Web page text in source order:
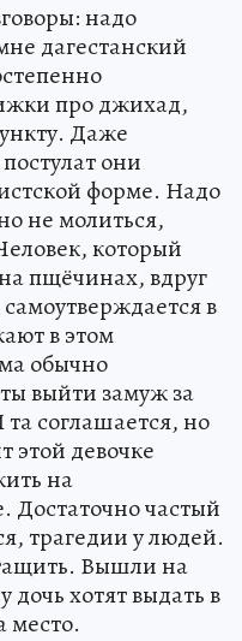
надо
дагестанский
про джихад,
Даже
они
форме. Надо
не молиться,
который
пщёчинах, вдруг
в
в этом
обычно
выйти замуж за
соглашается, но
этой девочке
на
Достаточно частый
трагедии у людей.
Вышли на
дочь хотят выдать в
место.